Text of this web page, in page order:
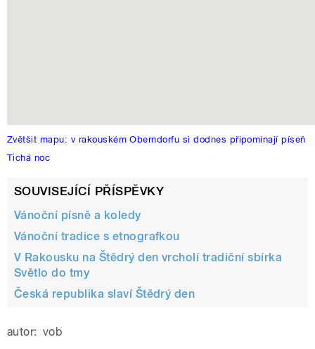
Zvětšit mapu: v rakouském Oberndorfu si dodnes připomínají píseň
Tichá noc
SOUVISEJÍCÍ PŘÍSPĚVKY
Vánoční písně a koledy
Vánoční tradice s etnografkou
V Rakousku na Štědrý den vrcholí tradiční sbírka
Světlo do tmy
Česká republika slaví Štědrý den
autor: vob